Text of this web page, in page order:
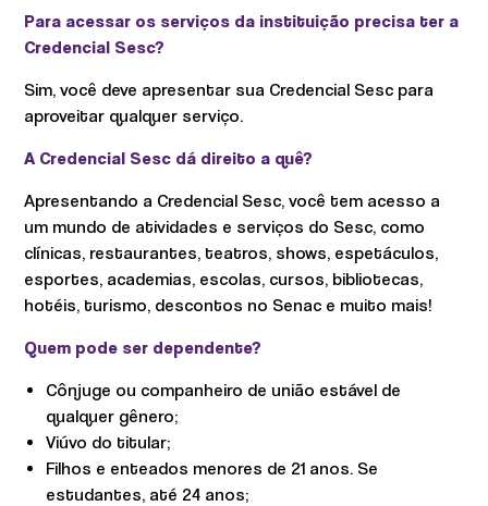
Para acessar os serviços da instituição precisa ter a
Credencial Sesc?
Sim, você deve apresentar sua Credencial Sesc para
aproveitar qualquer serviço.
A Credencial Sesc dá direito a quê?
Apresentando a Credencial Sesc, você tem acesso a
um mundo de atividades e serviços do Sesc, como
clínicas, restaurantes, teatros, shows, espetáculos,
esportes, academias, escolas, cursos, bibliotecas,
hotéis, turismo, descontos no Senac e muito mais!
Quem pode ser dependente?
Cônjuge ou companheiro de união estável de
qualquer gênero;
Viúvo do titular;
Filhos e enteados menores de 21 anos. Se
estudantes, até 24 anos;